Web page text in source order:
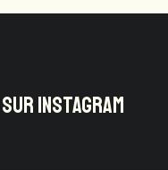
INSTAGRAM